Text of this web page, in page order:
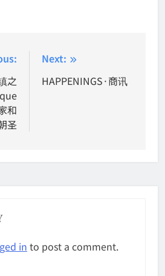
之
和
圣
Next:
HAPPENINGS·商讯
in to post a comment.